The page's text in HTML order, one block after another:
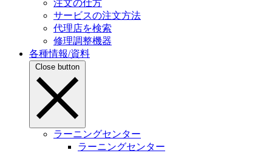
注文の仕方
サービスの注文方法
代理店を検索
修理調整機器
各種情報/資料
Close button
ラーニングセンター
ラーニングセンター